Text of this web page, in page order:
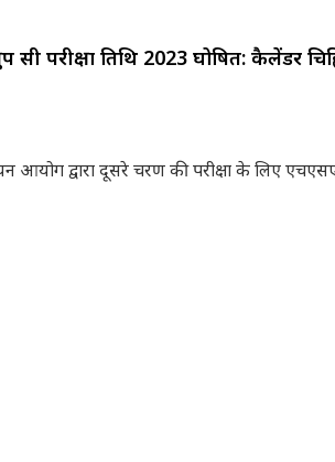
सी परीक्षा तिथि 2023 घोषित: कैलेंडर
आयोग द्वारा दूसरे चरण की परीक्षा के लिए